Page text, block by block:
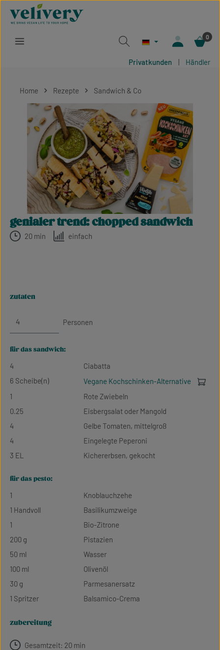
Zum Hauptinhalt springen
0
Privatkunden | Händler
Home Rezepte Sandwich & Co
Bildergalerie überspringen
genialer trend: chopped sandwich
20 min einfach
zutaten
Personen
für das sandwich:
4
Ciabatta
6 Scheibe(n)
Vegane Kochschinken-Alternative
1
Rote Zwiebeln
0.25
Eisbergsalat oder Mangold
4
Gelbe Tomaten, mittelgroß
4
Eingelegte Peperoni
3 EL
Kichererbsen, gekocht
für das pesto:
1
Knoblauchzehe
1 Handvoll
Basilikumzweige
1
Bio-Zitrone
200 g
Pistazien
50 ml
Wasser
100 ml
Olivenöl
30 g
Parmesanersatz
1 Spritzer
Balsamico-Crema
zubereitung
Gesamtzeit: 20 min